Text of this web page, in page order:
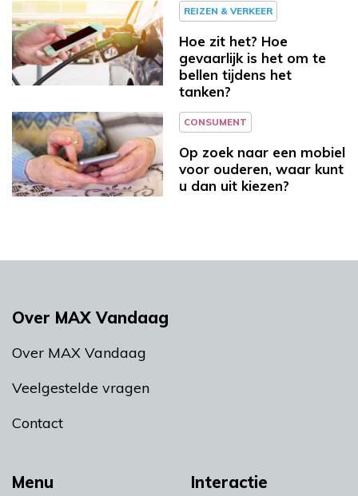
REIZEN & VERKEER
Hoe zit het? Hoe
gevaarlijk is het om te
bellen tijdens het
tanken?
CONSUMENT
Op zoek naar een mobiel
voor ouderen, waar kunt
u dan uit kiezen?
Menu Interactie
Over MAX Vandaag
Over MAX Vandaag
Veelgestelde vragen
Contact